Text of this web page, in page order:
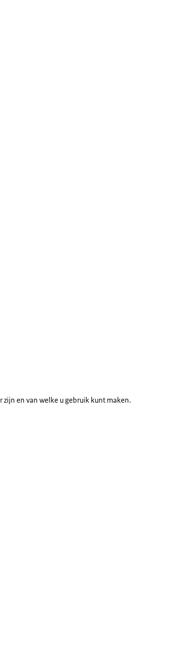
zijn en van welke u gebruik kunt maken.